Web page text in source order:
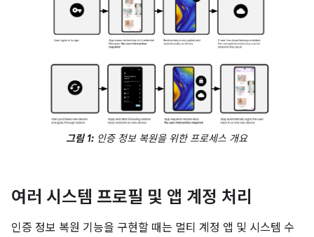
그림 1: 인증 정보 복원을 위한 프로세스 개요
여러 시스템 프로필 및 앱 계정 처리
인증 정보 복원 기능을 구현할 때는 멀티 계정 앱 및 시스템 수